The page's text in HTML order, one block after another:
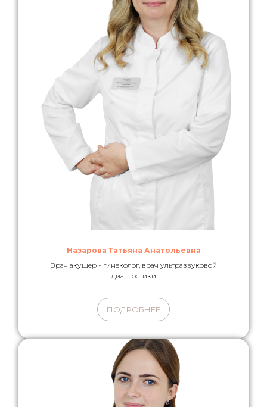
Назарова Татьяна Анатольевна
Врач акушер - гинеколог, врач ультразвуковой
диагностики
ПОДРОБНЕЕ